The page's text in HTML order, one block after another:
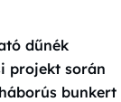
dűnék
projekt során
bunkert